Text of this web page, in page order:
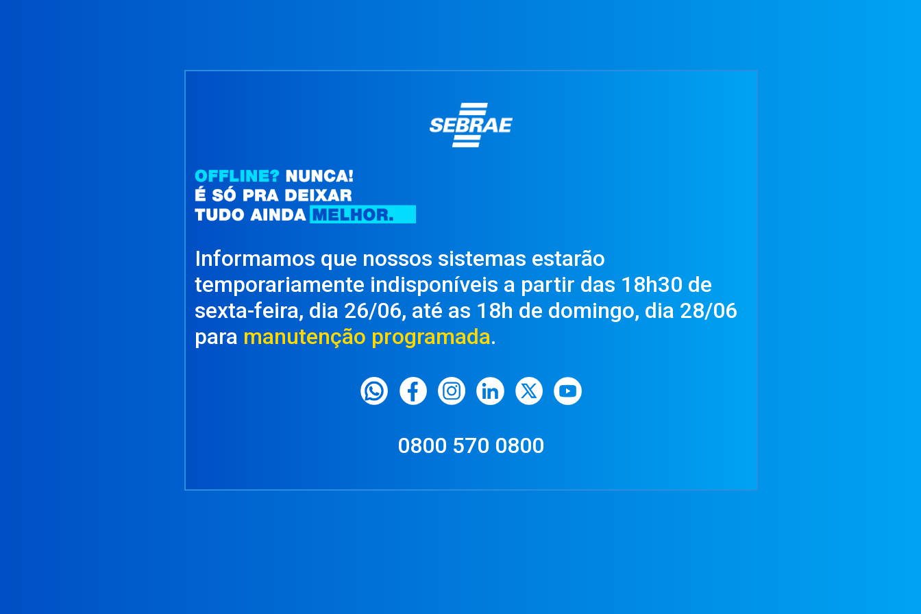
Informamos que nossos sistemas estarão
temporariamente indisponíveis a partir das 18h30 de
sexta-feira, dia 26/06, até as 18h de domingo, dia 28/06
para manutenção programada.
0800 570 0800